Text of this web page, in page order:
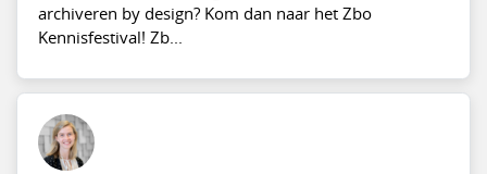
archiveren by design? Kom dan naar het Zbo
Kennisfestival! Zb...